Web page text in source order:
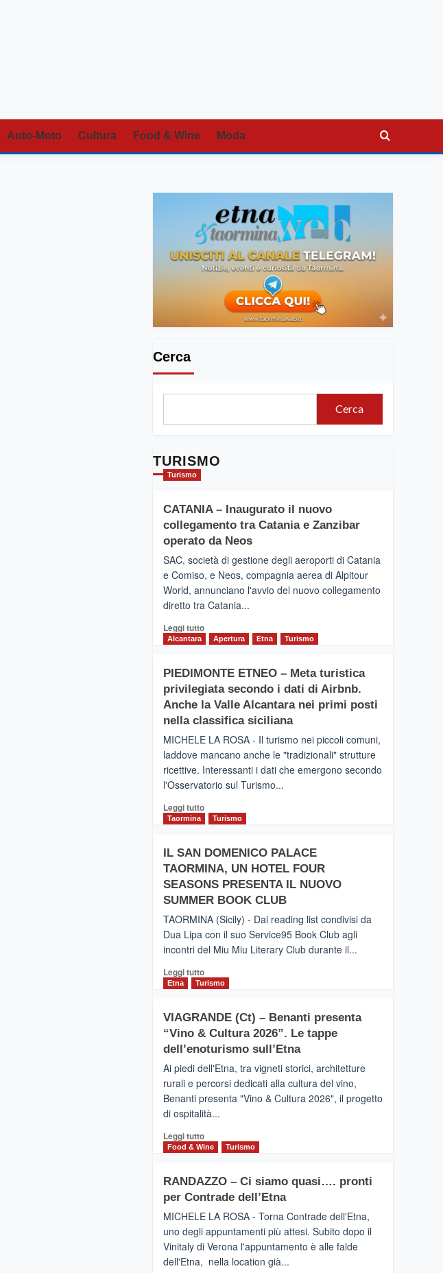
Auto-Moto Cultura Food & Wine Moda
Cerca
Cerca
TURISMO
Turismo
CATANIA – Inaugurato il nuovo
collegamento tra Catania e Zanzibar
operato da Neos
SAC, società di gestione degli aeroporti di Catania
e Comiso, e Neos, compagnia aerea di Alpitour
World, annunciano l'avvio del nuovo collegamento
diretto tra Catania...
Leggi tuttoLeggi
CATANIA
–
Inaugurato
il
collegamento
tra
Catania
e
operato
da
Alcantara Apertura Etna Turismo
PIEDIMONTE ETNEO – Meta turistica
privilegiata secondo i dati di Airbnb.
Anche la Valle Alcantara nei primi posti
nella classifica siciliana
MICHELE LA ROSA - Il turismo nei piccoli comuni,
laddove mancano anche le "tradizionali" strutture
ricettive. Interessanti i dati che emergono secondo
l'Osservatorio sul Turismo...
Leggi tuttoLeggi
PIEDIMONTE
ETNEO
–
Meta
privilegiata
secondo
i
di
Airbnb.
la
Valle
Alcantara
nei
primi
classifica
siciliana
Taormina Turismo
IL SAN DOMENICO PALACE
TAORMINA, UN HOTEL FOUR
SEASONS PRESENTA IL NUOVO
SUMMER BOOK CLUB
TAORMINA (Sicily) - Dai reading list condivisi da
Dua Lipa con il suo Service95 Book Club agli
incontri del Miu Miu Literary Club durante il...
Leggi tuttoLeggi
di
IL
SAN
DOMENICO
TAORMINA,
UN
HOTEL
FOUR
PRESENTA
IL
SUMMER
BOOK
CLUB
Etna Turismo
VIAGRANDE (Ct) – Benanti presenta
“Vino & Cultura 2026”. Le tappe
dell’enoturismo sull’Etna
Ai piedi dell'Etna, tra vigneti storici, architetture
rurali e percorsi dedicati alla cultura del vino,
Benanti presenta "Vino & Cultura 2026", il progetto
di ospitalità...
Leggi tuttoLeggi
di
VIAGRANDE
(Ct)
–
presenta
“Vino
&
Food & Wine Turismo
RANDAZZO – Ci siamo quasi…. pronti
per Contrade dell’Etna
MICHELE LA ROSA - Torna Contrade dell'Etna,
uno degli appuntamenti più attesi. Subito dopo il
Vinitaly di Verona l'appuntamento è alle falde
dell'Etna, nella location già...